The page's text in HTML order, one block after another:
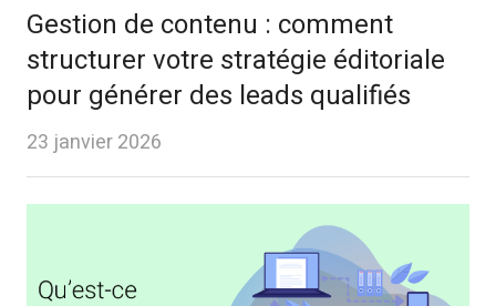
Gestion de contenu : comment
structurer votre stratégie éditoriale
pour générer des leads qualifiés
23 janvier 2026